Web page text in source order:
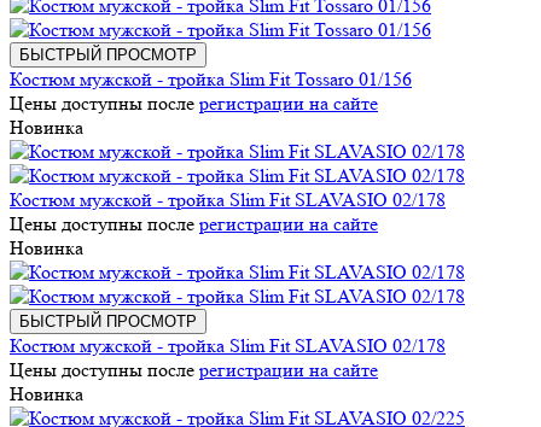
БЫСТРЫЙ ПРОСМОТР
Костюм мужской - тройка Slim Fit Tossaro 01/156
Цены доступны после регистрации на сайте
Новинка
Костюм мужской - тройка Slim Fit SLAVASIO 02/178
Цены доступны после регистрации на сайте
Новинка
БЫСТРЫЙ ПРОСМОТР
Костюм мужской - тройка Slim Fit SLAVASIO 02/178
Цены доступны после регистрации на сайте
Новинка